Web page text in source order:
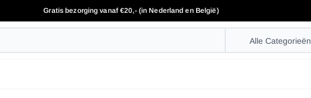
Gratis bezorging vanaf €20,- (in Nederland en België)
Alle Categorieën